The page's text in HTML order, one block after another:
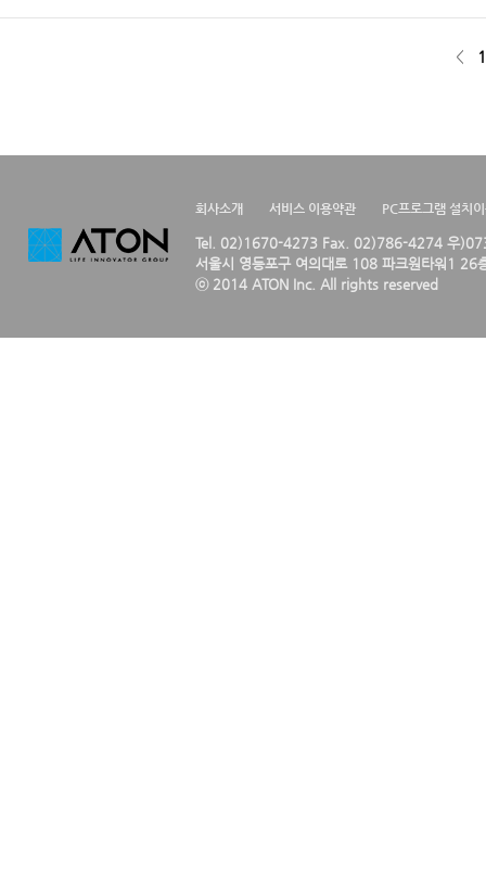
< 1
회사소개 서비스 이용약관 PC프로그램 설치
Tel. 02)1670-4273 Fax. 02)786-4274 우
서울시 영등포구 여의대로 108 파크원타워1 26
ⓒ 2014 ATON Inc. All rights reserved